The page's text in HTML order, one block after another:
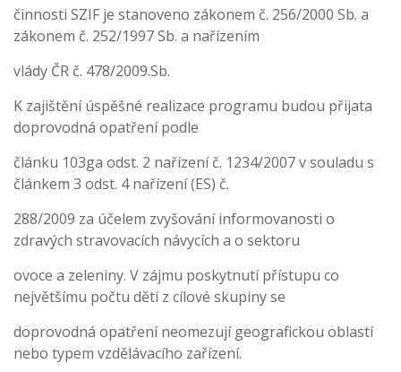
činnosti SZIF je stanoveno zákonem č. 256/2000 Sb. a
zákonem č. 252/1997 Sb. a nařízením
vlády ČR č. 478/2009.Sb.
K zajištění úspěšné realizace programu budou přijata
doprovodná opatření podle
článku 103ga odst. 2 nařízení č. 1234/2007 v souladu s
článkem 3 odst. 4 nařízení (ES) č.
288/2009 za účelem zvyšování informovanosti o
zdravých stravovacích návycích a o sektoru
ovoce a zeleniny. V zájmu poskytnutí přístupu co
největšímu počtu dětí z cílové skupiny se
doprovodná opatření neomezují geografickou oblastí
nebo typem vzdělávacího zařízení.